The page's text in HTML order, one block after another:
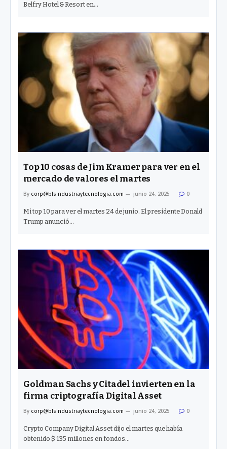
Belfry Hotel & Resort en…
Top 10 cosas de Jim Kramer para ver en el
mercado de valores el martes
By corp@blsindustriaytecnologia.com junio 24, 2025 0
Mi top 10 para ver el martes 24 de junio. El presidente Donald
Trump anunció…
Goldman Sachs y Citadel invierten en la
firma criptografía Digital Asset
By corp@blsindustriaytecnologia.com junio 24, 2025 0
Crypto Company Digital Asset dijo el martes que había
obtenido $ 135 millones en fondos…